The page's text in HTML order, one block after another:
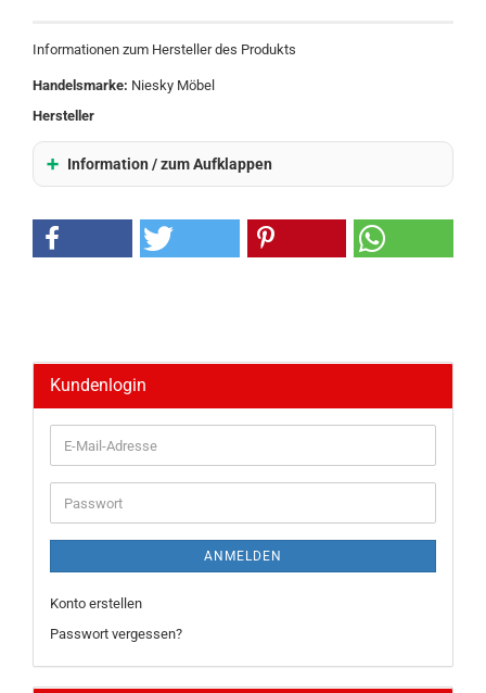
Informationen zum Hersteller des Produkts
Handelsmarke: Niesky Möbel
Hersteller
Information / zum Aufklappen
Kundenlogin
E-
Mail-
Adresse
Passwort
ANMELDEN
Konto erstellen
Passwort vergessen?